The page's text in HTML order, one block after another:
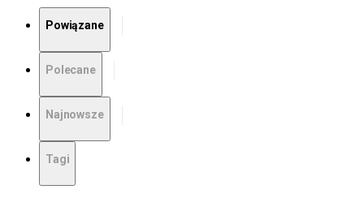
Powiązane
Polecane
Najnowsze
Tagi